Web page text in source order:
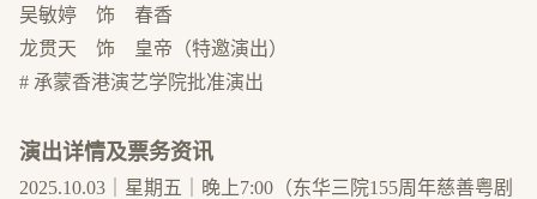
吴敏婷 饰 春香
龙贯天 饰 皇帝（特邀演出）
# 承蒙香港演艺学院批准演出
演出详情及票务资讯
2025.10.03｜星期五｜晚上7:00 （东华三院155周年慈善粤剧